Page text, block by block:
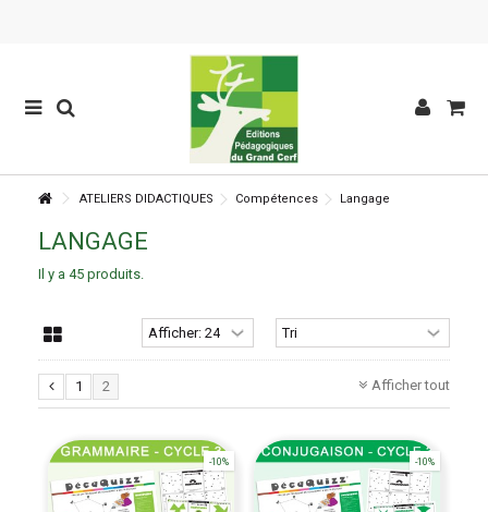
ATELIERS DIDACTIQUES Compétences Langage
LANGAGE
Il y a 45 produits.
Afficher tout
1 2
-10% -10%